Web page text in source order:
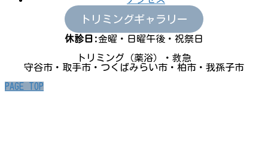
トリミングギャラリー
休診日:金曜・日曜午後・祝祭日
トリミング（薬浴）・救急
守谷市・取手市・つくばみらい市・柏市・我孫子市
PAGE TOP